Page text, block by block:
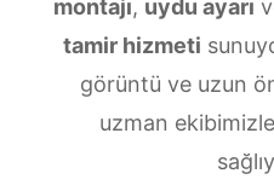
montajı, uydu ayarı
tamir hizmeti
görüntü ve uzun
uzman